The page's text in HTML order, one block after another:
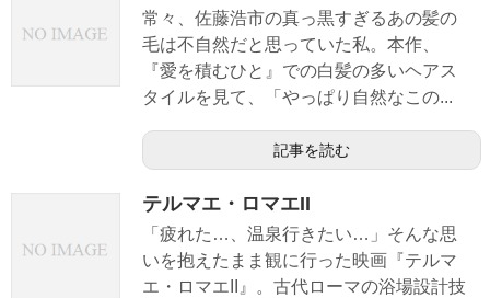
常々、佐藤浩市の真っ黒すぎるあの髪の
毛は不自然だと思っていた私。本作、
『愛を積むひと』での白髪の多いヘアス
タイルを見て、「やっぱり自然なこの...
記事を読む
テルマエ・ロマエII
「疲れた…、温泉行きたい…」そんな思
いを抱えたまま観に行った映画『テルマ
エ・ロマエII』。古代ローマの浴場設計技